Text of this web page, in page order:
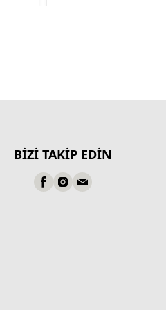
BİZİ TAKİP EDİN